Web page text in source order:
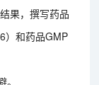
果，撰写药品
）和药品GMP